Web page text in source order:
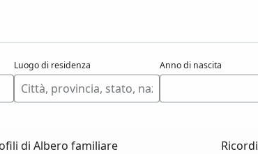
Luogo di residenza Anno di nascita
di Albero familiare Ricordi